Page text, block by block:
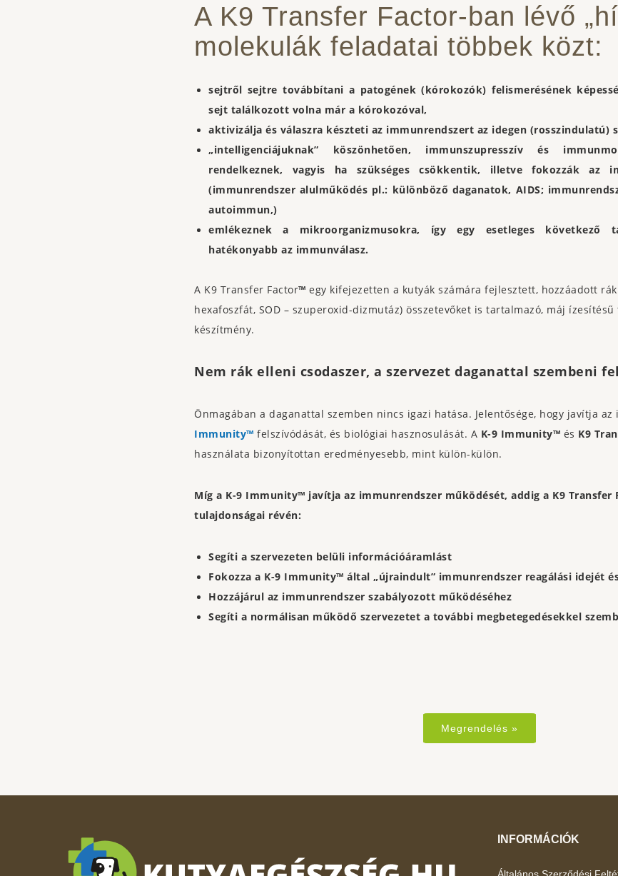
A K9 Transfer Factor-ban lévő
molekulák feladatai többek közt:
sejtről sejtre továbbítani a patogének (kórokozók) felismerésének
sejt találkozott volna már a kórokozóval,
aktivizálja és válaszra készteti az immunrendszert az idegen (rosszindulatú)
„intelligenciájuknak” köszönhetően, immunszupresszív és
rendelkeznek, vagyis ha szükséges csökkentik, illetve fokozzák az
(immunrendszer alulműködés pl.: különböző daganatok, AIDS;
autoimmun,)
emlékeznek a mikroorganizmusokra, így egy esetleges következő
hatékonyabb az immunválasz.
A K9 Transfer Factor™ egy kifejezetten a kutyák számára fejlesztett, hozzáadott
hexafoszfát, SOD – szuperoxid-dizmutáz) összetevőket is tartalmazó, máj
készítmény.
Nem rák elleni csodaszer, a szervezet daganattal szembeni
Önmagában a daganattal szemben nincs igazi hatása. Jelentősége, hogy javítja
Immunity™ felszívódását, és biológiai hasznosulását. A K-9 Immunity™ és K9
használata bizonyítottan eredményesebb, mint külön-külön.
Míg a K-9 Immunity™ javítja az immunrendszer működését, addig a K9
tulajdonságai révén:
Segíti a szervezeten belüli információáramlást
Fokozza a K-9 Immunity™ által „újraindult” immunrendszer reagálási idejét
Hozzájárul az immunrendszer szabályozott működéséhez
Segíti a normálisan működő szervezetet a további megbetegedésekkel
Megrendelés »
INFORMÁCIÓK